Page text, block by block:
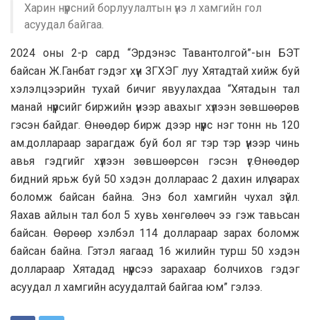
Харин нүүрсний борлуулалтын үнэ л хамгийн гол
асуудал байгаа.
2024 оны 2-р сард “Эрдэнэс Тавантолгой”-ын БЭТ
байсан Ж.Ганбат гэдэг хүн ЗГХЭГ луу Хятадтай хийж буй
хэлэлцээрийн тухай бичиг явуулахдаа “Хятадын тал
манай нүүрсийг биржийн үнээр авахыг хүлээн зөвшөөрөв
гэсэн байдаг. Өнөөдөр бирж дээр нүүрс нэг тонн нь 120
ам.доллараар зарагдаж буй бол яг тэр тэр үнээр чинь
авья гэдгийг хүлээн зөвшөөрсөн гэсэн үг.Өнөөдөр
бидний ярьж буй 50 хэдэн доллараас 2 дахин илүү зарах
боломж байсан байна. Энэ бол хамгийн чухал зүйл.
Яахав айлын тал бол 5 хувь хөнгөлөөч ээ гэж тавьсан
байсан. Өөрөөр хэлбэл 114 доллараар зарах боломж
байсан байна. Гэтэл яагаад 16 жилийн турш 50 хэдэн
доллараар Хятадад нүүрсээ зарахаар болчихов гэдэг
асуудал л хамгийн асуудалтай байгаа юм” гэлээ.